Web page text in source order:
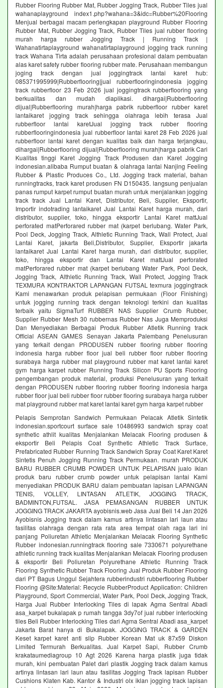
Rubber Flooring Rubber Mat, Rubber Jogging Track, Rubber Tiles jual
wahanaplayground index1.php?wahana=3&idc=Rubber%20Flooring
Menjual berbagai macam perlengkapan playground Rubber Flooring
Rubber Mat, Rubber Jogging Track, Rubber Tiles jual rubber flooring
murah harga rubber Jogging Track | Running Track |
Wahanatirtaplayground wahanatirtaplayground jogging track running
track Wahana Tirta adalah perusahaan profesional dalam pembuatan
alas karet safety rubber flooring rubber mate. Perusahaan membangun
joging track dengan jual joggingtrack lantai karet hub:
085371995999|Rubberflooring|jual rubberflooringindonesia jogging
track rubberfloor 23 Feb 2026 jual joggingtrack rubberflooring yang
berkualitas dan mudah diaplikasi. dihargai|Rubberflooring
dijual|Rubberflooring murah|harga pabrik rubberfloor rubber karet
lantaikaret jogging track sehingga olahraga lebih terasa Jual
rubberfloor lantai karetJual jogging track rubber flooring
rubberflooringindonesia jual rubberfloor lantai karet 28 Feb 2026 jual
rubberfloor lantai karet dengan kualitas baik dan harga terjangkau,
dihargai|Rubberflooring dijual|Rubberflooring murah|harga pabrik Cari
Kualitas tinggi Karet Jogging Track Produsen dan Karet Jogging
indonesian.alibaba Rumput buatan & olahraga lantai Nanjing Feeling
Rubber & Plastic Produces Co., Ltd. Jogging track material, bahan
runningtracks, track karet produsen FN D150435. langsung penjualan
panas rumput karpet rumput buatan murah untuk menjalankan jogging
track track Jual Lantai Karet, Distributor, Beli, Supplier, Eksportir,
Importir indotrading lantaikaret Jual Lantai Karet harga murah, dari
distributor, supplier, toko, hingga eksportir Lantai Karet mattJual
perforated matPerforared rubber mat (karpet berlubang. Water Park,
Pool Deck, Jogging Track, Althletic Running Track, Wall Protect, Jual
Lantai Karet, jakarta Beli,Distributor, Supplier, Eksportir jakarta
lantaikaret Jual Lantai Karet harga murah, dari distributor, supplier,
toko, hingga eksportir dan Lantai Karet mattJual perforated
matPerforared rubber mat (karpet berlubang Water Park, Pool Deck,
Jogging Track, Althletic Running Track, Wall Protect, Jogging Track
TEXMURA KONTRAKTOR LAPANGAN FUTSAL texmura joggingtrack
Kami menawarkan produk pelapisan permukaan (Floor Finishing)
untuk jogging running track dengan teknologi terkini dan kualitas
terbaik yaitu SigmaTurf RUBBER NAS Supplier Crumb Rubber,
Supplier Rubber Mesh 30 rubbernas Rubber Nas Juga Memproduksi
Dan Menyediakan Berbagai Produk Rubber Atletik Running track
Official ASEAN GAMES Senayan Jakarta Palembang Penelusuran
yang terkait dengan PRODUSEN rubber flooring rubber flooring
indonesia harga rubber floor jual beli rubber floor rubber flooring
surabaya harga rubber mat playground rubber mat karet lantai karet
gym harga karpet rubber Running Track Silicon PU Sports Flooring
pengembangan produk material, produksi Penelusuran yang terkait
dengan PRODUSEN rubber flooring rubber flooring indonesia harga
rubber floor jual beli rubber floor rubber flooring surabaya harga rubber
mat playground rubber mat karet lantai karet gym harga karpet rubber
Pelapis Semprotan Sandwich Permukaan Pelacak Atletik Sintetik
indonesian.sportcourt surface sale 10486993 sandwich spray coat
synthetic athlit kualitas Menjalankan Melacak Flooring produsen &
eksportir Beli Pelapis Coat Synthetic Athletic Track Surface,
Prefabricated Rubber Running Track Sandwich Spray Coat Karet Karet
Sintetis Penuh Jogging Running Track Permukaan. murah PRODUK
BARU RUBBER CRUMB POWDER UNTUK PELAPISAN jualo iklan
produk baru rubber crumb powder untuk pelapisan lantai Kami
menyediakan PRODUK BARU dalam pembuatan lapisan LAPANGAN
TENIS, VOLLEY, LINTASAN ATLETIK, JOGGING TRACK,
BADMINTON,FUTSAL. JASA PEMASANGAN RUBBER UNTUK
JOGGING TRACK JAKARTA ayobisnis.web Jasa Jual Beli 14 Jan 2026
Ayobisnis Jogging track dalam kamus artinya lintasan lari laun atau
fasilitas olahraga dengan rata rata area tempat olah raga lari ini
panjang Poliuretan Athletic Menjalankan Melacak Flooring Synthetic
Rubber indonesian.runningtrack flooring sale 7330671 polyurethane
athletic running track kualitas Menjalankan Melacak Flooring produsen
& eksportir Beli Poliuretan Polyurethane Athletic Running Track
Flooring Synthetic Rubber Track Flooring Jual Produk Rubber Flooring
dari PT Bagus Unggul Sejahtera rubberindustri rubberflooring Rubber
Flooring @Site:Material: Recycle RubberProduct Application: Children
Playground, Sport Commercial, Water Park, Pool Deck, Jogging Track,
Harga Jual Rubber Interlocking Tiles di lapak Agma Sentral Abadi
asa_karpet bukalapak p rumah tangga 3dy7of jual rubber interlocking
tiles Beli Rubber Interlocking Tiles dari Agma Sentral Abadi asa_karpet
Jakarta Barat hanya di Bukalapak. JOGGING TRACK & GARDEN
Keset karpet karet anti slip Rubber Korean Mat uk 87x59 Diskon
Limited Termurah Berkualitas. Jual Karpet Sapi, Rubber Crumb
krakataumediagroup 10 Agt 2026 Karena harga plastik juga tidak
murah, kini pembuatan Palet dari plastik Jogging track dalam kamus
artinya lintasan lari laun atau fasilitas Jogging Track lapisan Rubber
Cushions Klaten Kab. Kantor & Industri olx iklan jogging track lapisan